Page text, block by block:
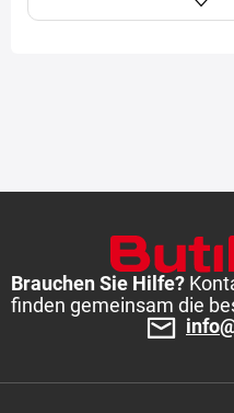
Brauchen Sie Hilfe?
finden gemeinsam die